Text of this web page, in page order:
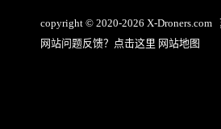
copyright © 2020-2026 X-Droners.com
网站问题反馈？点击这里 网站地图